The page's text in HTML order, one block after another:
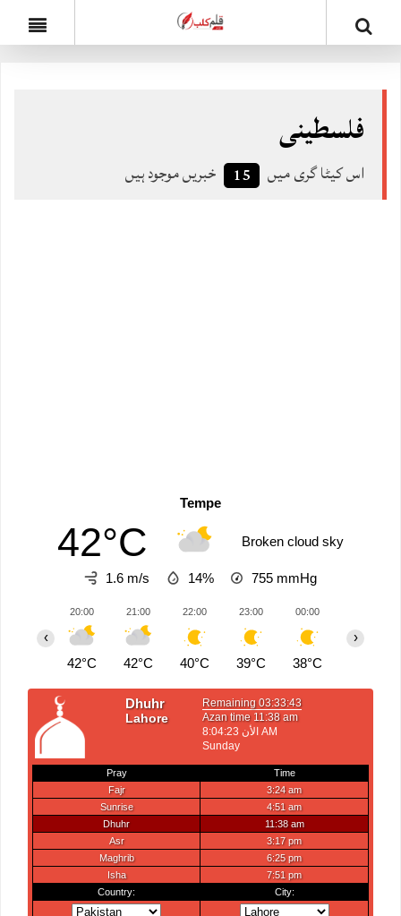
فلسطینی
اس کیٹا گری میں 15 خبریں موجود ہیں
Tempe
42°C Broken cloud sky
1.6 m/s 14% 755 mmHg
20:00
42°C
21:00
42°C
22:00
40°C
23:00
39°C
00:00
38°C
‹ ›